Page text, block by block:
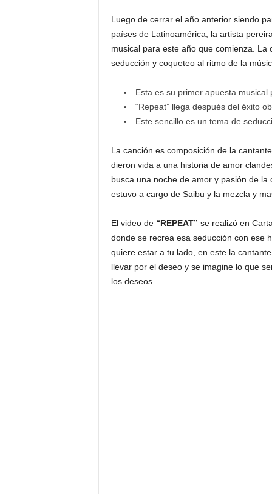
Luego de cerrar el año anterior siendo
países de Latinoamérica, la artista
musical para este año que comienza. La
seducción y coqueteo al ritmo de la
Esta es su primer apuesta
“Repeat” llega después del éxito
Este sencillo es un tema de
La canción es composición de la
dieron vida a una historia de amor
busca una noche de amor y pasión de
estuvo a cargo de Saibu y la mezcla y
El video de “REPEAT” se realizó en
donde se recrea esa seducción con ese
quiere estar a tu lado, en este la
llevar por el deseo y se imagine lo que
los deseos.